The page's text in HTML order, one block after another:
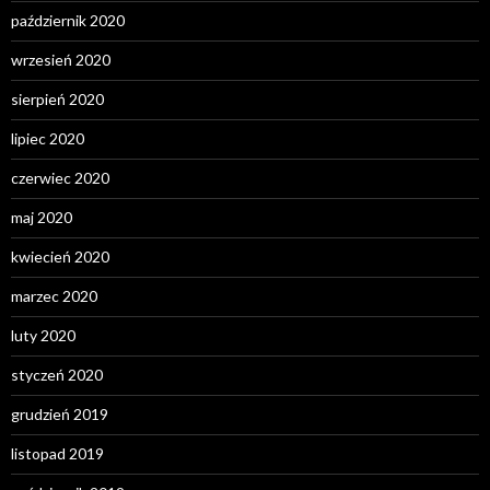
październik 2020
wrzesień 2020
sierpień 2020
lipiec 2020
czerwiec 2020
maj 2020
kwiecień 2020
marzec 2020
luty 2020
styczeń 2020
grudzień 2019
listopad 2019